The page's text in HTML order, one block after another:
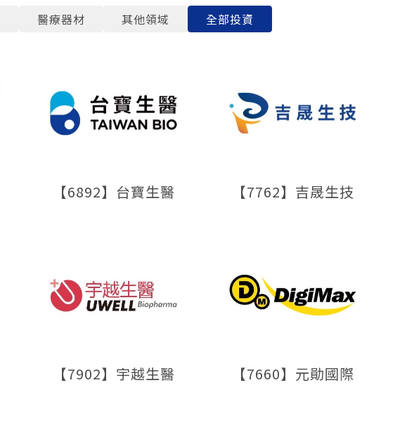
醫療器材 其他領域 全部投資
【6892】台寶生醫 【7762】吉晟生技
【7902】宇越生醫 【7660】元勛國際